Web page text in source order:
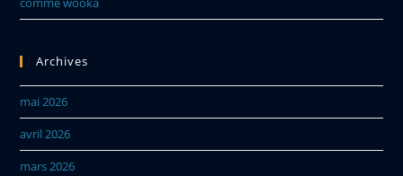
Archives
mai 2026
avril 2026
mars 2026